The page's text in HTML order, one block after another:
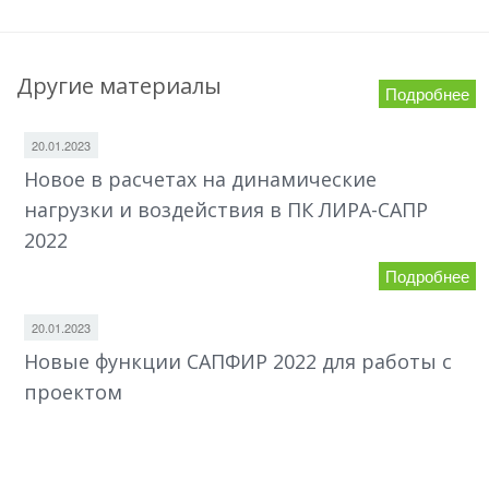
Другие материалы Подробнее
20.01.2023
Новое в расчетах на динамические
нагрузки и воздействия в ПК ЛИРА-САПР
2022
Подробнее
20.01.2023
Новые функции САПФИР 2022 для работы с
проектом